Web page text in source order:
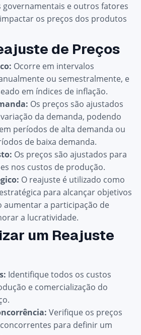
governamentais e outros fatores
os preços dos produtos
de Preços
Ocorre em intervalos
ou semestralmente, e
em índices de inflação.
Os preços são ajustados
da demanda, podendo
períodos de alta demanda ou
de baixa demanda.
Os preços são ajustados para
nos custos de produção.
O reajuste é utilizado como
para alcançar objetivos
aumentar a participação de
a lucratividade.
um Reajuste
Identifique todos os custos
e comercialização do
Verifique os preços
para definir um